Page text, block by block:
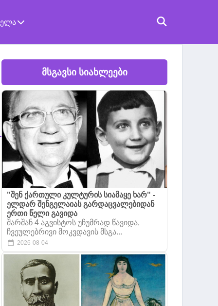
მსგავსი სიახლეები
"შენ ქართული კულტურის სიამაყე ხარ" -
ელდარ შენგელაიას გარდაცვალებიდან
ერთი წელი გავიდა
შარშან 4 აგვისტოს უჩუმრად წავიდა,
ჩვეულებრივი მოკვდავის მსგა...
2026-08-04